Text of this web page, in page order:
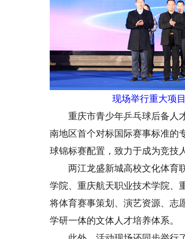
现场举行重大项
重庆市青少年乒乓球后备人才
南地区首个对标国际赛事标准的
球锦标赛配置，致力于成为竞技
两江龙盛新城高校文化体育联
学院、重庆航天职业技术学院、
将体育赛事策划、演艺资源、志
学研一体的文体人才培养体系。